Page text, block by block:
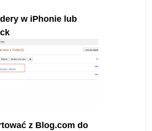
w iPhonie lub
z Blog.com do